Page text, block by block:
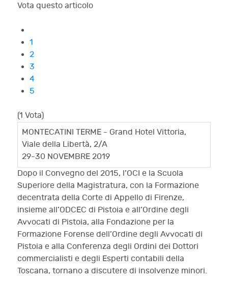
Vota questo articolo
1
2
3
4
5
(1 Vota)
MONTECATINI TERME - Grand Hotel Vittoria,
Viale della Libertà, 2/A
29-30 NOVEMBRE 2019
Dopo il Convegno del 2015, l’OCI e la Scuola
Superiore della Magistratura, con la Formazione
decentrata della Corte di Appello di Firenze,
insieme all’ODCEC di Pistoia e all’Ordine degli
Avvocati di Pistoia, alla Fondazione per la
Formazione Forense dell’Ordine degli Avvocati di
Pistoia e alla Conferenza degli Ordini dei Dottori
commercialisti e degli Esperti contabili della
Toscana, tornano a discutere di insolvenze minori.